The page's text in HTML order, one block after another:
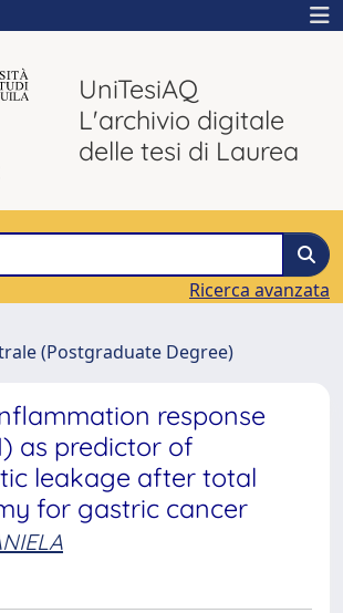
UniTesiAQ
L'archivio digitale
delle tesi di Laurea
Ricerca avanzata
(Postgraduate Degree)
response
as predictor of
leakage after total
for gastric cancer